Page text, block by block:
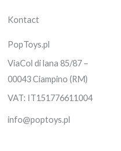
Kontact
PopToys.pl
ViaCol di lana 85/87 –
00043 Ciampino (RM)
VAT: IT151776611004
info@poptoys.pl